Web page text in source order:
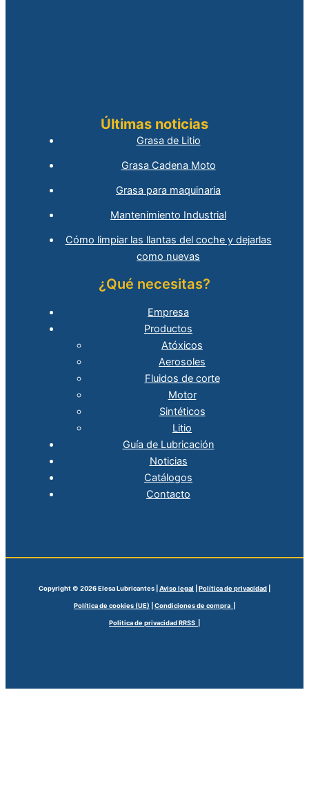
Últimas noticias
Grasa de Litio
Grasa Cadena Moto
Grasa para maquinaria
Mantenimiento Industrial
Cómo limpiar las llantas del coche y dejarlas
como nuevas
¿Qué necesitas?
Empresa
Productos
Atóxicos
Aerosoles
Fluidos de corte
Motor
Sintéticos
Litio
Guía de Lubricación
Noticias
Catálogos
Contacto
Copyright © 2026 Elesa Lubricantes | Aviso legal Política de privacidad
Política de cookies (UE) Condiciones de compra |
Politica de privacidad RRSS |